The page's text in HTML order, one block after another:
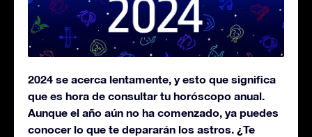
2024 se acerca lentamente, y esto que significa
que es hora de consultar tu horóscopo anual.
Aunque el año aún no ha comenzado, ya puedes
conocer lo que te depararán los astros. ¿Te